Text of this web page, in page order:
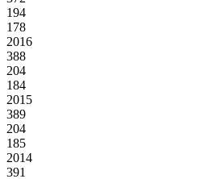
194
178
2016
388
204
184
2015
389
204
185
2014
391